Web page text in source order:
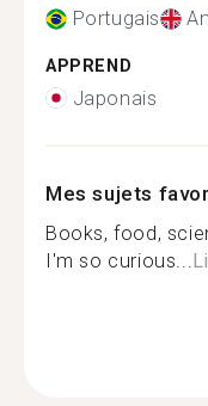
Portugais
APPREND
Japonais
Mes sujets
Books, food,
I'm so curious...